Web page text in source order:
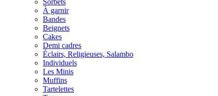
Sorbets
À garnir
Bandes
Beignets
Cakes
Demi cadres
Éclairs, Religieuses, Salambo
Individuels
Les Minis
Muffins
Tartelettes